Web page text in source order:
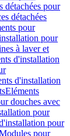
détachées pour
détachées
pour
pour
à laver et
d'installation
d'installation
Eléments
douches avec
pour
pour
pour